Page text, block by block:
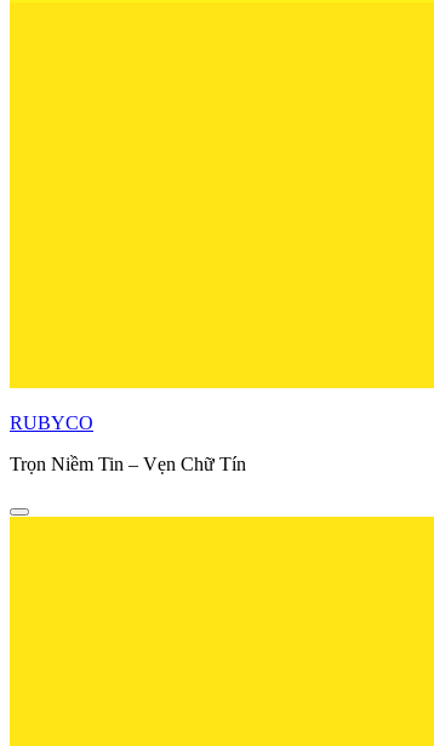
RUBYCO
Trọn Niềm Tin – Vẹn Chữ Tín